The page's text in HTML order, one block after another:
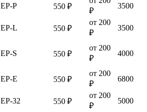
EP-P 550 ₽
₽
3500
EP-L 550 ₽
от 200
₽
3500
EP-S 550 ₽
от 200
₽
4000
EP-E 550 ₽
от 200
₽
6800
EP-32 550 ₽
от 200
₽
5000